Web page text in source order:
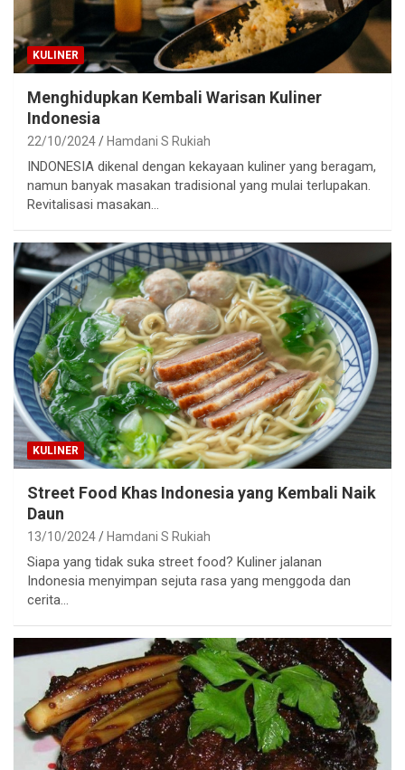
KULINER
Menghidupkan Kembali Warisan Kuliner
Indonesia
22/10/2024 Hamdani S Rukiah
INDONESIA dikenal dengan kekayaan kuliner yang beragam,
namun banyak masakan tradisional yang mulai terlupakan.
Revitalisasi masakan…
KULINER
Street Food Khas Indonesia yang Kembali Naik
Daun
13/10/2024 Hamdani S Rukiah
Siapa yang tidak suka street food? Kuliner jalanan
Indonesia menyimpan sejuta rasa yang menggoda dan
cerita…